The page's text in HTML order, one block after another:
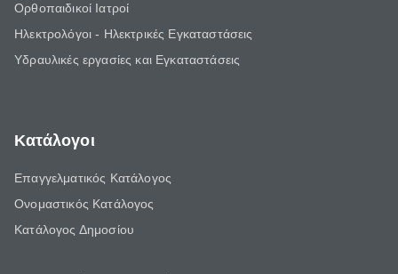
Ορθοπαιδικοί Ιατροί
Ηλεκτρολόγοι - Ηλεκτρικές Εγκαταστάσεις
Υδραυλικές εργασίες και Εγκαταστάσεις
Κατάλογοι
Επαγγελματικός Κατάλογος
Ονομαστικός Κατάλογος
Κατάλογος Δημοσίου